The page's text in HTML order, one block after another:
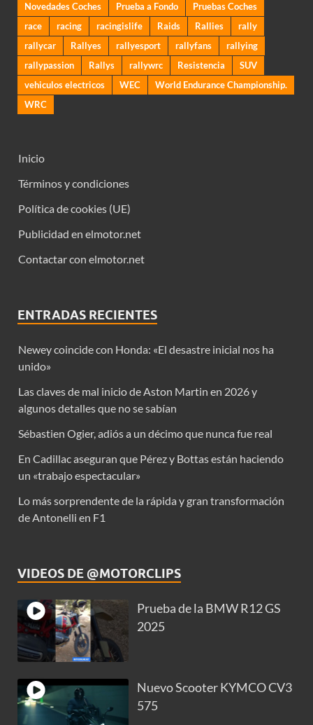
Novedades Coches
Prueba a Fondo
Pruebas Coches
race
racing racingislife Raids Rallies
rally
rallycar
Rallyes rallyesport rallyfans
rallying
rallypassion
Rallys rallywrc Resistencia
SUV
vehiculos electricos
WEC
World Endurance Championship.
WRC
Inicio
Términos y condiciones
Política de cookies (UE)
Publicidad en elmotor.net
Contactar con elmotor.net
ENTRADAS RECIENTES
Newey coincide con Honda: «El desastre inicial nos ha
unido»
Las claves de mal inicio de Aston Martin en 2026 y
algunos detalles que no se sabían
Sébastien Ogier, adiós a un décimo que nunca fue real
En Cadillac aseguran que Pérez y Bottas están haciendo
un «trabajo espectacular»
Lo más sorprendente de la rápida y gran transformación
de Antonelli en F1
VIDEOS DE @MOTORCLIPS
Prueba de la BMW R12 GS
2025
Nuevo Scooter KYMCO CV3
575